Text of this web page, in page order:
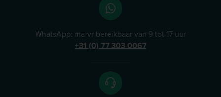
WhatsApp: ma-vr bereikbaar van 9 tot 17 uur
+31 (0) 77 303 0067